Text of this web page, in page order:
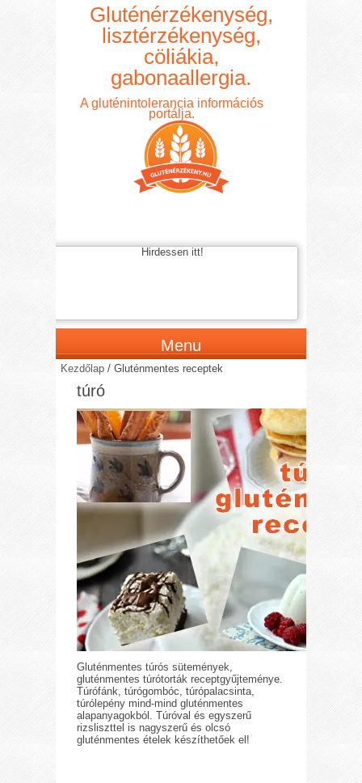
Gluténérzékenység,
lisztérzékenység,
cöliákia,
gabonaallergia.
A gluténintolerancia információs
portálja.
Hirdessen itt!
Menu
Kezdőlap /Gluténmentes receptek
túró
Gluténmentes túrós sütemények,
gluténmentes túrótorták receptgyűjteménye.
Túrófánk, túrógombóc, túrópalacsinta,
túrólepény mind-mind gluténmentes
alapanyagokból. Túróval és egyszerű
rizsliszttel is nagyszerű és olcsó
gluténmentes ételek készíthetőek el!